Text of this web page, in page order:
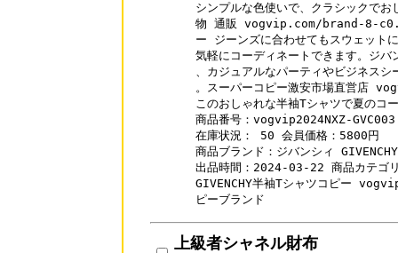
シンプルな色使いで、クラシックで
物 通販 vogvip.com/brand-8-
ー ジーンズに合わせてもスウェット
気軽にコーディネートできます。ジ
、カジュアルなパーティやビジネス
。スーパーコピー激安市場直営店
このおしゃれな半袖Tシャツで夏のコ
商品番号：vogvip2024NXZ-GVC003
在庫状況： 50 会員価格：5800円
商品ブランド：ジバンシィ GIVENCHY
出品時間：2024-03-22 商品カテゴ
GIVENCHY半袖Tシャツコピー
ピーブランド
上級者シャネル財布